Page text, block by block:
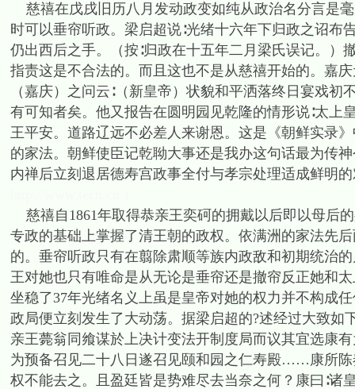
慈禧在戊戌旧历八月发动政变如纯从政治名分言是
时可以垂帘听政。梁启超说∶光绪十六年下归政之诏
仍出西后之手。（按∶归政在十五年二月梁氏误记。
指责这是不合法的。而且这也不是从慈禧开始的。嘉
（嘉庆）之问云∶（新皇帝）状貌和平洒落终日宴戏
有可知者矣。他又报告在圆明园见乾隆的情形说∶太上
王平安。道路辽远不必差人来谢恩。这是《朝鲜实录
的家法。朝鲜使臣记乾聈大事还是我办这句话最为传
内禅后立刻退居德寿宫政事全付与孝宗处理适成鲜明
慈禧自1861年取得恭亲王奕砢的拥戴以后即以母后
专政的基础上掌握了清王朝的政权。依满洲的家法先
的。垂帘听政只有在翦除肃顺等族内政敌和初期统治
王对她也只有唯命是从无论是垂帘还是撤帘反正她和
坐稳了37年光绪名义上虽是皇帝对她的权力并不构成
政局便立刻发生了大动荡。据梁启超的?述经过大致如
亲王薨翁同飨谋於上决计变法开制度局而议其宜选康
为预备召见二十八日遂召见颐和园之仁寿殿……康所
权不能去之。且盈廷皆是势难尽去当奈之何？康曰∶